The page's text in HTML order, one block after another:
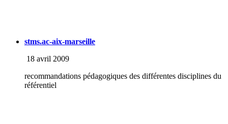
stms.ac-aix-marseille
18 avril 2009
recommandations pédagogiques des différentes disciplines du
référentiel